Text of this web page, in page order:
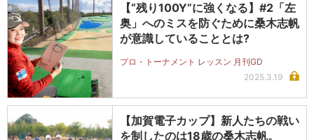
【“残り100Y”に強くなる】#2「左
奥」へのミスを防ぐために桑木志帆
が意識していることとは?
プロ・トーナメント レッスン 月刊GD
2025.3.19
【加賀電子カップ】新人たちの戦い
を制したのは18歳の桑木志帆。